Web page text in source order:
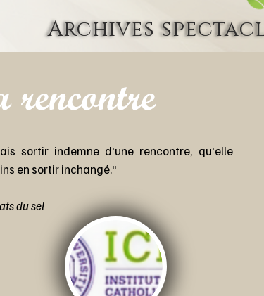
Archives
rencontre
sortir indemne d'une rencontre, qu'elle
en sortir inchangé."
du sel